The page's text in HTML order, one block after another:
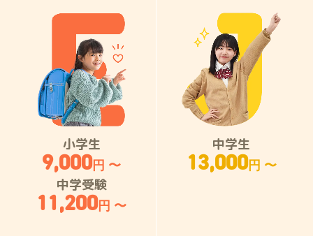
小学生
9,000円 〜
中学受験
11,200円 〜
中学生
13,000円 〜